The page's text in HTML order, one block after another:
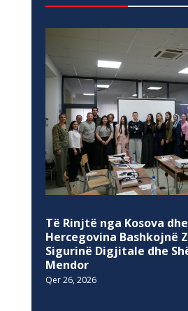
Të Rinjtë nga Kosova
Hercegovina Bashkojnë
Sigurinë Digjitale dhe
Mendor
Qer 26, 2026